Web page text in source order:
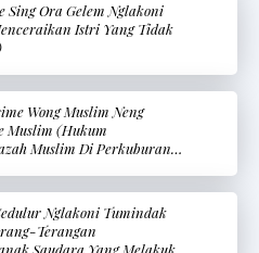
Sing Ora Gelem Nglakoni
Istri Yang Tidak
Wong Muslim Neng
Muslim (Hukum
Muslim Di Perkuburan
Nglakoni Tumindak
Terangan